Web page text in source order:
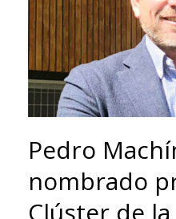
generación
de
energías
renovables»
Pedro
nombrado
Clúster de